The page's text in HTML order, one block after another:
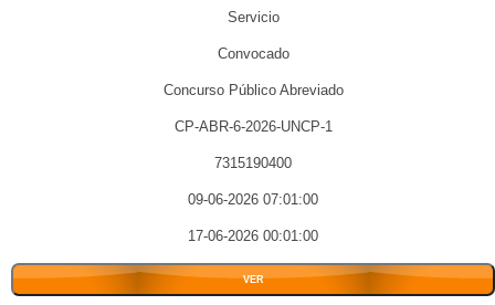
Servicio
Convocado
Concurso Público Abreviado
CP-ABR-6-2026-UNCP-1
7315190400
09-06-2026 07:01:00
17-06-2026 00:01:00
VER